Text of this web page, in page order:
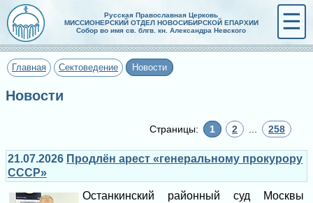
Русская Православная Церковь
МИССИОНЕРСКИЙ ОТДЕЛ НОВОСИБИРСКОЙ ЕПАРХИИ
Собор во имя св. блгв. кн. Александра Невского
☰
Главная Сектоведение Новости
Новости
Страницы: 1 2 258
21.07.2026 Продлён арест «генеральному прокурору
СССР»
Останкинский районный суд Москвы